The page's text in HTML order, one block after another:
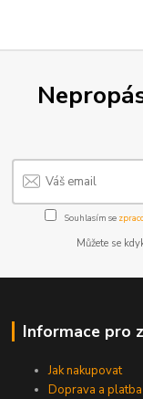
Souhlasím se
Můžete se
Informace pro
Jak nakupovat
Doprava a platba